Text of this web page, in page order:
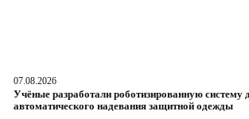
07.08.2026
Учёные разработали роботизированную систему
автоматического надевания защитной одежды